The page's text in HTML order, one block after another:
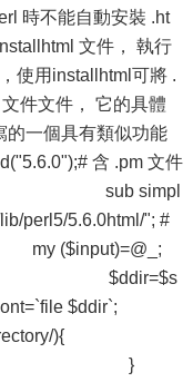
不能自動安裝 .ht
文件， 執行
使用installhtml可將 .
件文件， 它的具體
個具有類似功能
含 .pm 文件
sub simpl
5.6.0html/"; #
$ddir`;
){
}